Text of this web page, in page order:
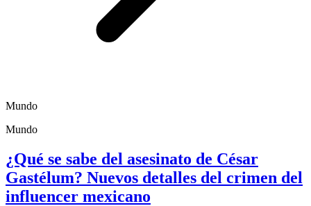
Mundo
Mundo
¿Qué se sabe del asesinato de César
Gastélum? Nuevos detalles del crimen del
influencer mexicano